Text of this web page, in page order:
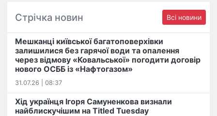
Стрічка новин Всі новини
Мешканці київської багатоповерхівки
залишилися без гарячої води та опалення
через відмову «Ковальської» погодити договір
нового ОСББ із «Нафтогазом»
31.07.26 | 08:37
Хід українця Ігоря Самуненкова визнали
найблискучішим на Titled Tuesday